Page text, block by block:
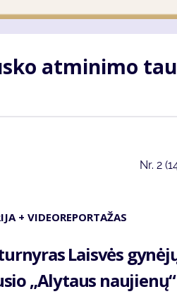
atminimo
Nr. 2
+ VIDEOREPORTAŽAS
Laisvės
„Alytaus naujienų“